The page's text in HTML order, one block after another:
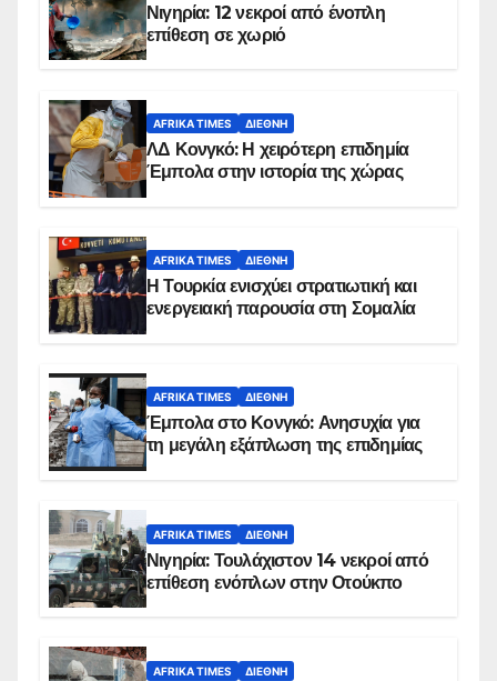
Νιγηρία: 12 νεκροί από ένοπλη
επίθεση σε χωριό
AFRIKA TIMES ΔΙΕΘΝΉ
ΛΔ Κονγκό: Η χειρότερη επιδημία
Έμπολα στην ιστορία της χώρας
AFRIKA TIMES ΔΙΕΘΝΉ
Η Τουρκία ενισχύει στρατιωτική και
ενεργειακή παρουσία στη Σομαλία
AFRIKA TIMES ΔΙΕΘΝΉ
Έμπολα στο Κονγκό: Ανησυχία για
τη μεγάλη εξάπλωση της επιδημίας
AFRIKA TIMES ΔΙΕΘΝΉ
Νιγηρία: Τουλάχιστον 14 νεκροί από
επίθεση ενόπλων στην Οτούκπο
AFRIKA TIMES ΔΙΕΘΝΉ